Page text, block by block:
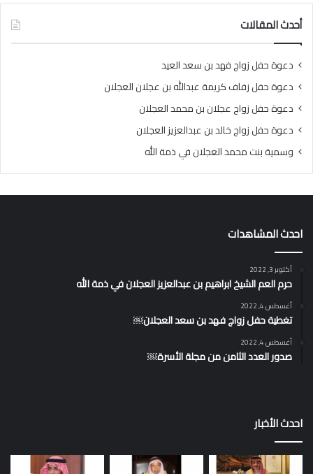
أحدث المقالات
دعوة حفل زواج فهد بن سعد العيد
دعوة حفل زفاف كريمة عبدالله بن عجلان العجلان
دعوة حفل زواج عجلان بن محمد العجلان
دعوة حفل زواج خالد بن عبدالعزيز العجلان
وسمية بنت محمد العجلان في ذمة الله
احدث المشاهدات
أكتوبر 3, 2022
حرم العم الشيخ ابراهيم بن عبدالعزيز العجلان في ذمة الله
أغسطس 4, 2022
تغطية حفل زواج فهد بن سعد العجلان￼
أغسطس 4, 2022
صدور العدد الثامن من مجلة الأسرة￼
احدث الأخبار